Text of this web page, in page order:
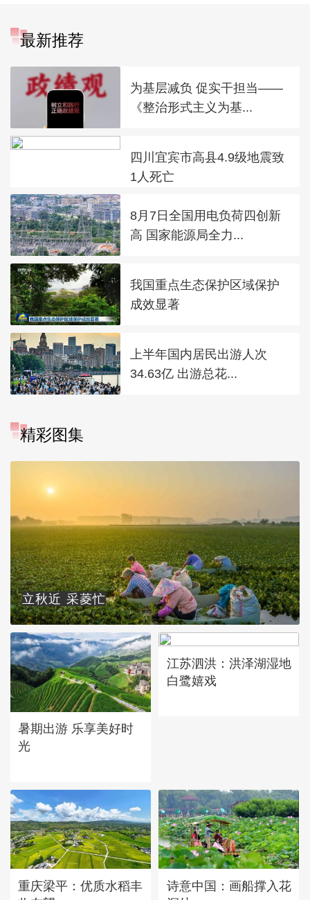
最新推荐
为基层减负 促实干担当——
《整治形式主义为基...
四川宜宾市高县4.9级地震致
1人死亡
8月7日全国用电负荷四创新
高 国家能源局全力...
我国重点生态保护区域保护
成效显著
上半年国内居民出游人次
34.63亿 出游总花...
精彩图集
立秋近 采菱忙
暑期出游 乐享美好时
光
江苏泗洪：洪泽湖湿地
白鹭嬉戏
重庆梁平：优质水稻丰
诗意中国：画船撑入花